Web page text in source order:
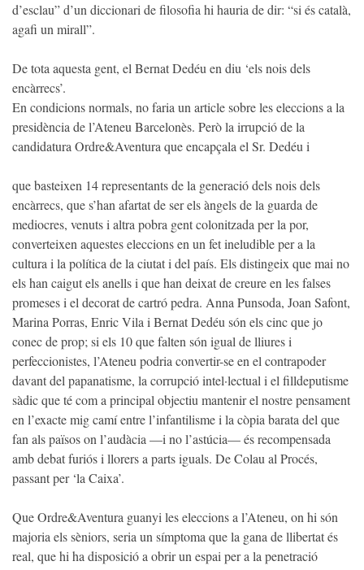
d’esclau” d’un diccionari de filosofia hi hauria de dir: “si és català,
agafi un mirall”.
De tota aquesta gent, el Bernat Dedéu en diu ‘els nois dels
encàrrecs’.
En condicions normals, no faria un article sobre les eleccions a la
presidència de l’Ateneu Barcelonès. Però la irrupció de la
candidatura Ordre&Aventura que encapçala el Sr. Dedéu i
que basteixen 14 representants de la generació dels nois dels
encàrrecs, que s’han afartat de ser els àngels de la guarda de
mediocres, venuts i altra pobra gent colonitzada per la por,
converteixen aquestes eleccions en un fet ineludible per a la
cultura i la política de la ciutat i del país. Els distingeix que mai no
els han caigut els anells i que han deixat de creure en les falses
promeses i el decorat de cartró pedra. Anna Punsoda, Joan Safont,
Marina Porras, Enric Vila i Bernat Dedéu són els cinc que jo
conec de prop; si els 10 que falten són igual de lliures i
perfeccionistes, l’Ateneu podria convertir-se en el contrapoder
davant del papanatisme, la corrupció intel·lectual i el filldeputisme
sàdic que té com a principal objectiu mantenir el nostre pensament
en l’exacte mig camí entre l’infantilisme i la còpia barata del que
fan als països on l’audàcia —i no l’astúcia— és recompensada
amb debat furiós i llorers a parts iguals. De Colau al Procés,
passant per ‘la Caixa’.
Que Ordre&Aventura guanyi les eleccions a l’Ateneu, on hi són
majoria els sèniors, seria un símptoma que la gana de llibertat és
real, que hi ha disposició a obrir un espai per a la penetració